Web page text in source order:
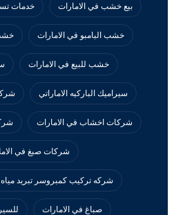
بيع خشب في الامارات خدمات
خشب البامبو في الامارات
خشب للبيع في الامارات
سيراميك الباركيه الاماراتي
شركات اخشاب في الامارات
شركات صبغ في
شركه تركيب كمبروسر تبريد
صباغ في الامارات